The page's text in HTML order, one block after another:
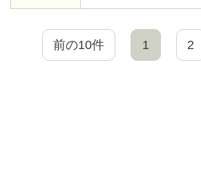
前の10件 1 2